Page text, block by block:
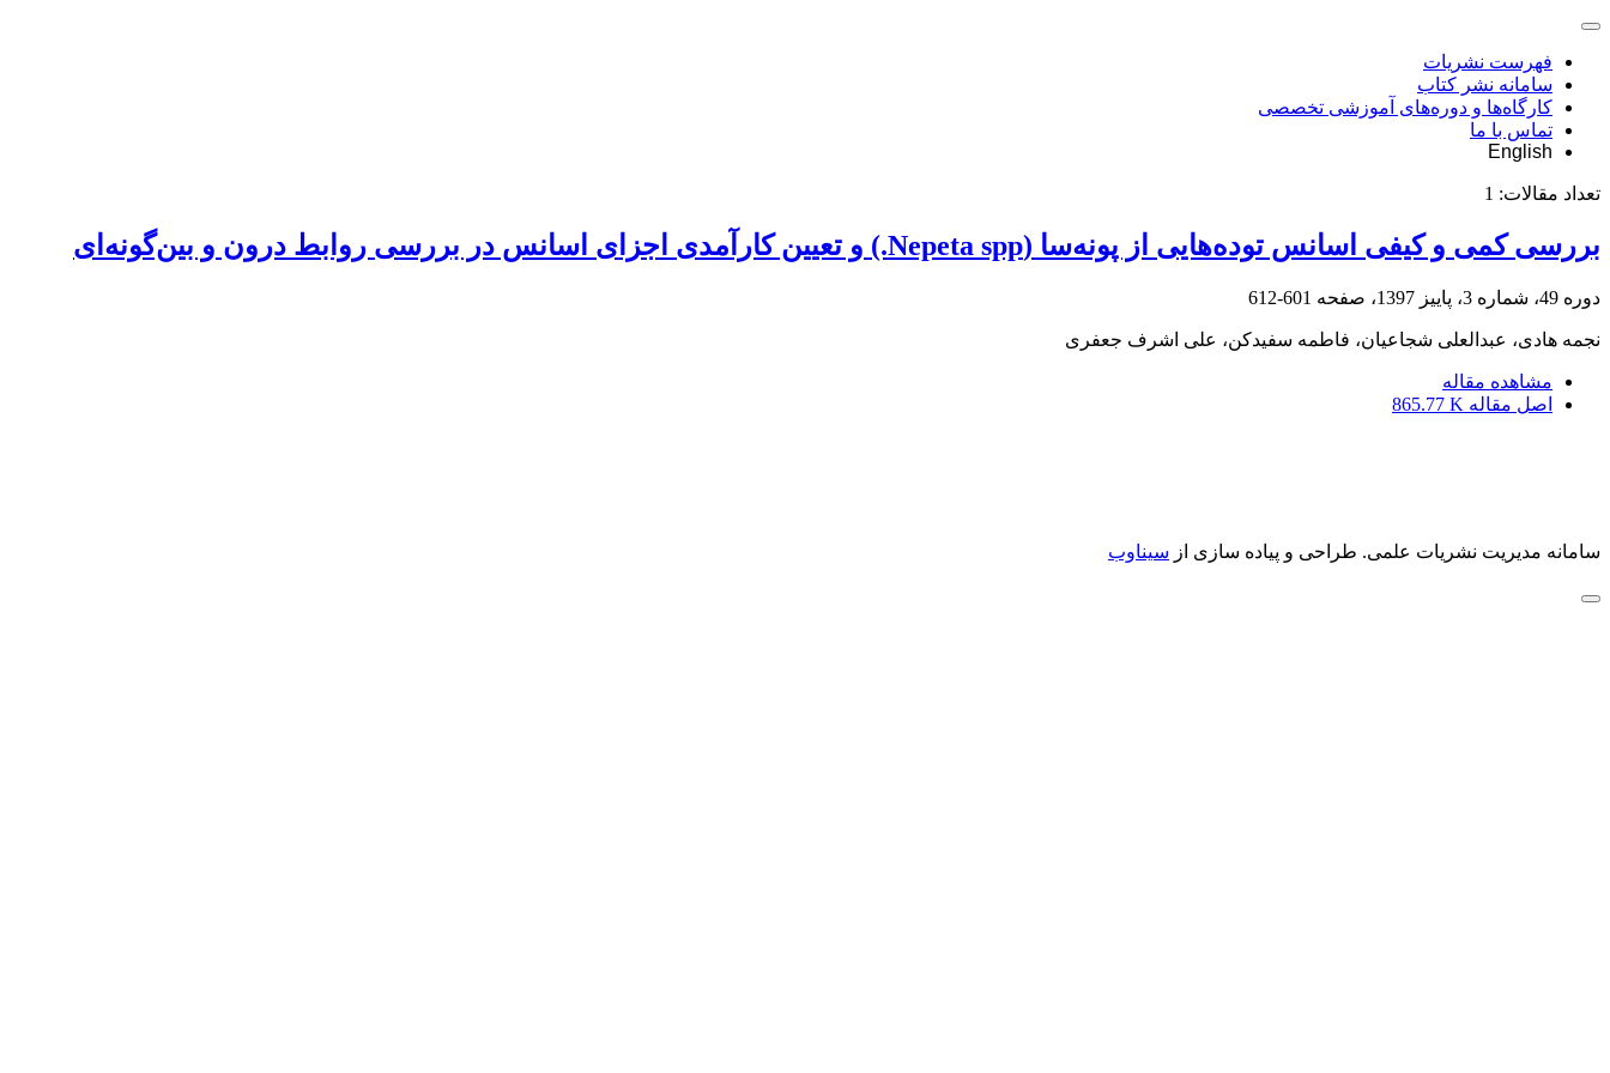
فهرست نشریات
سامانه نشر کتاب
کارگاه‌ها و دوره‌های آموزشی تخصصی
تماس با ما
English
تعداد مقالات: 1
بررسی کمی و کیفی اسانس توده‌هایی از پونه‌سا (Nepeta spp.) و تعیین کارآمدی اجزای اسانس در بررسی روابط درون و بین‌گونه‌ای
دوره 49، شماره 3، پاییز 1397، صفحه 601-612
نجمه هادی، عبدالعلی شجاعیان، فاطمه سفیدکن، علی اشرف جعفری
مشاهده مقاله
اصل مقاله 865.77 K
سامانه مدیریت نشریات علمی. طراحی و پیاده سازی از سیناوب